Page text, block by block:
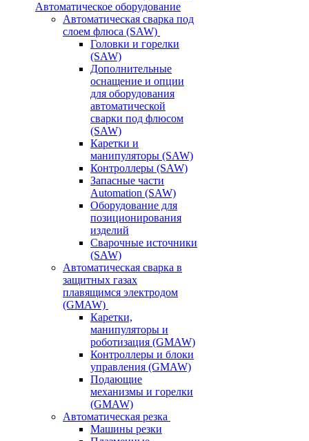
Автоматическое оборудование
Автоматическая сварка под
слоем флюса (SAW)
Головки и горелки
(SAW)
Дополнительные
оснащение и опции
для оборудования
автоматической
сварки под флюсом
(SAW)
Каретки и
манипуляторы (SAW)
Контроллеры (SAW)
Запасные части
Automation (SAW)
Оборудование для
позиционирования
изделий
Сварочные источники
(SAW)
Автоматическая сварка в
защитных газах
плавящимся электродом
(GMAW)
Каретки,
манипуляторы и
роботизация (GMAW)
Контроллеры и блоки
управления (GMAW)
Подающие
механизмы и горелки
(GMAW)
Автоматическая резка
Машины резки